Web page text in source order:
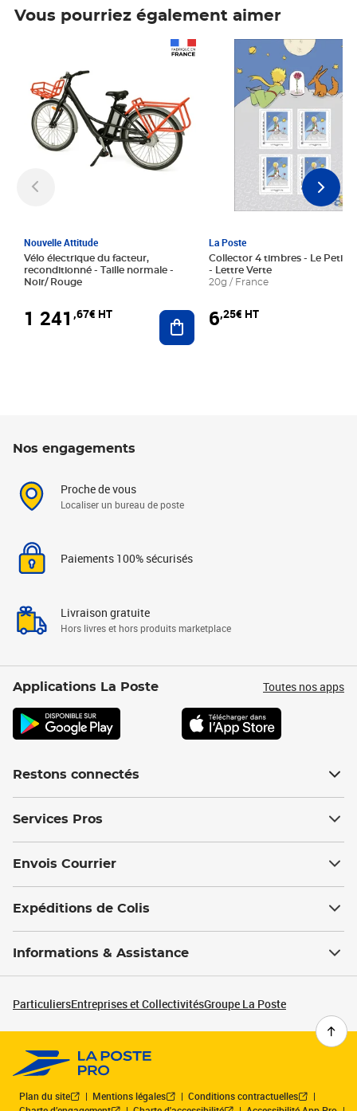
Vous pourriez également aimer
Nouvelle Attitude
Vélo électrique du facteur,
reconditionné - Taille normale -
Noir/ Rouge
1 241 ,67€ HT Ajouter au panier
La Poste
Collector 4 timbres - Le Petit
- Lettre Verte
20g / France
6,25€ HT
Prix 6,25€ HT
Nos engagements
Proche de vous
Localiser un bureau de poste
Paiements 100% sécurisés
Livraison gratuite
Hors livres et hors produits marketplace
Applications La Poste Toutes nos apps
Restons connectés
Services Pros
Envois Courrier
Expéditions de Colis
Informations & Assistance
ParticuliersEntreprises et CollectivitésGroupe La Poste
Plan du site Mentions légales
Conditions contractuelles